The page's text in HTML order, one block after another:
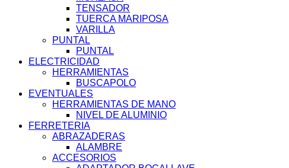
TENSADOR
TUERCA MARIPOSA
VARILLA
PUNTAL
PUNTAL
ELECTRICIDAD
HERRAMIENTAS
BUSCAPOLO
EVENTUALES
HERRAMIENTAS DE MANO
NIVEL DE ALUMINIO
FERRETERIA
ABRAZADERAS
ALAMBRE
ACCESORIOS